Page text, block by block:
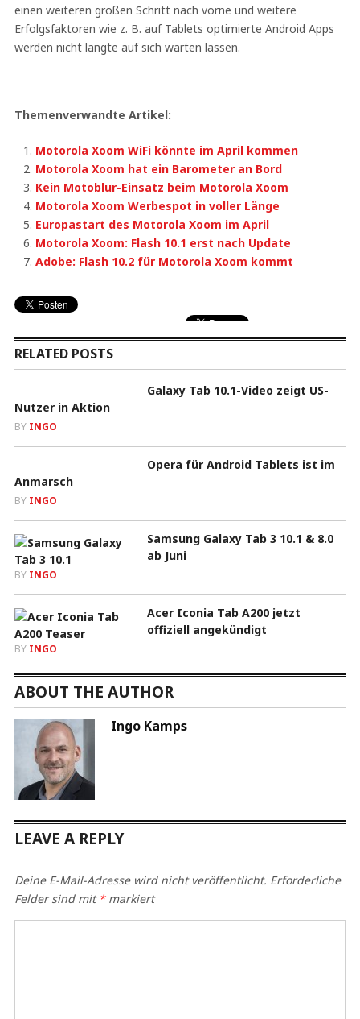
einen weiteren großen Schritt nach vorne und weitere
Erfolgsfaktoren wie z. B. auf Tablets optimierte Android Apps
werden nicht langte auf sich warten lassen.
Themenverwandte Artikel:
Motorola Xoom WiFi könnte im April kommen
Motorola Xoom hat ein Barometer an Bord
Kein Motoblur-Einsatz beim Motorola Xoom
Motorola Xoom Werbespot in voller Länge
Europastart des Motorola Xoom im April
Motorola Xoom: Flash 10.1 erst nach Update
Adobe: Flash 10.2 für Motorola Xoom kommt
RELATED POSTS
Galaxy Tab 10.1-Video zeigt US-
Nutzer in Aktion
BY INGO
Opera für Android Tablets ist im
Anmarsch
BY INGO
Samsung Galaxy Tab 3 10.1 & 8.0
ab Juni
BY INGO
Acer Iconia Tab A200 jetzt
offiziell angekündigt
BY INGO
ABOUT THE AUTHOR
Ingo Kamps
LEAVE A REPLY
Deine E-Mail-Adresse wird nicht veröffentlicht. Erforderliche
Felder sind mit *markiert